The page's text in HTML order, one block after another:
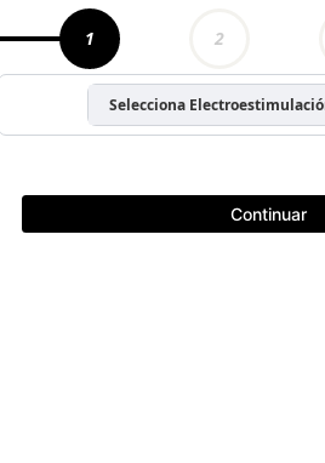
1 2
Selecciona
Continuar